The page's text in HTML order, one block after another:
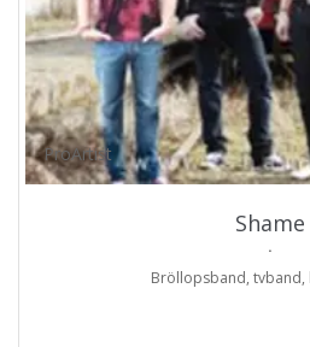
ProArtist
Shame
.
Bröllopsband, tvband,